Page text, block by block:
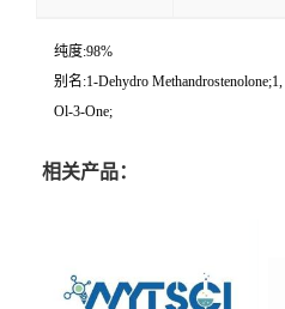
纯度:98%
别名:1-Dehydro
Ol-3-One;
相关产品：